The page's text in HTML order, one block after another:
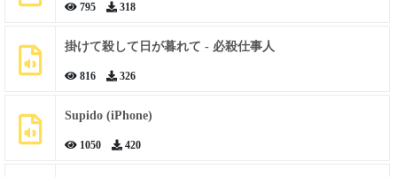
795 318
掛けて殺して日が暮れて - 必殺仕事人
816 326
Supido (iPhone)
1050 420